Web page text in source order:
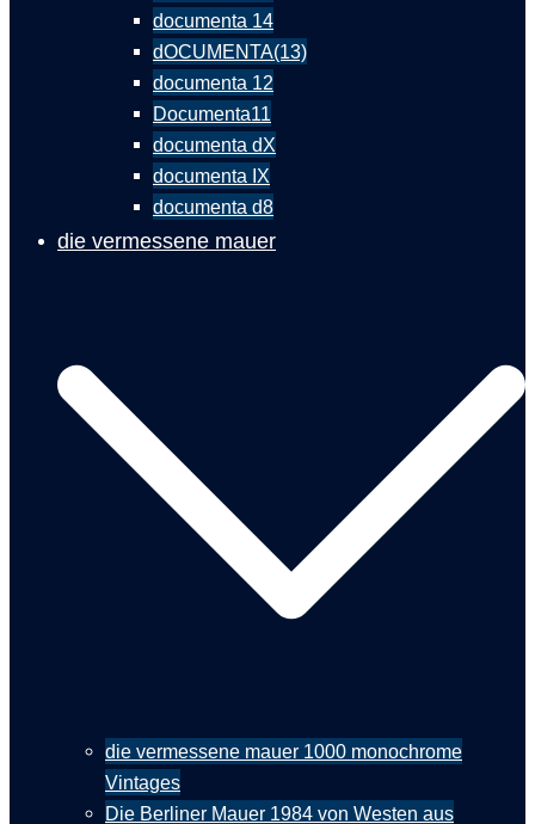
documenta 14
dOCUMENTA(13)
documenta 12
Documenta11
documenta dX
documenta IX
documenta d8
die vermessene mauer
die vermessene mauer 1000 monochrome
Vintages
Die Berliner Mauer 1984 von Westen aus